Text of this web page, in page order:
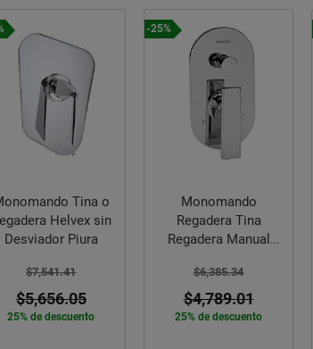
Tina o
Helvex sin
Desviador Piura
$7,541.41
$5,656.05
25% de descuento
-25%
Monomando
Regadera Tina
Regadera Manual
$6,385.34
$4,789.01
25% de descuento